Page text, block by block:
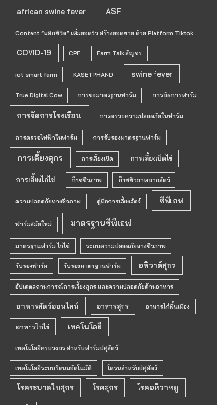
african swine fever ASF
Content “พลิกชีวิต” เพิ่มยอดวิว สร้างยอดขาย ด้วย Platform Tiktok
COVID-19 CPF Farm Talk สัญจร
iot smart farm KASETPHAND swine fever
True Digital Cow การขอมาตรฐานฟาร์ม การจัดการฟาร์ม
การจัดการโรงเรือน การตรวจความปลอดภัยในฟาร์ม
การตรวจไฟฟ้าในฟาร์ม การรับรองมาตรฐานฟาร์ม
การเลี้ยงสุกร การเลี้ยงเป็ด การเลี้ยงเป็ดไข่
การเลี้ยงไก่ไข่ ก๊าซชีวภาพ ก๊าซชีวภาพจากสัตว์
ความปลอดภัยทางชีวภาพ คู่มือการเลี้ยงสัตว์ ซีพีเอฟ
ฟาร์มสมัยใหม่ มาตรฐานซีพีเอฟ
มาตรฐานฟาร์ม ไก่ไข่ ระบบความปลอดภัยทางชีวภาพ
รับรองฟาร์ม รับรองมาตรฐานฟาร์ม อหิวาต์สุกร
อัปเดตสถานการณ์การเลี้ยงสุกร และความปลอดภัยด้านอาหาร
อาหารสัตว์ออนไลน์ อาหารสุกร อาหารไก่พื้นเมือง
อาหารไก่ไข่ เทคโนโลยี
เทคโนโลยีครบวงจร สำหรับฟาร์มปศุสัตว์
เทคโนโลยีระบบรีดนมอัตโนมัติ โดรนสำหรับปศุสัตว์
โรคระบาดในสุกร โรคสุกร โรคอหิวาหมู